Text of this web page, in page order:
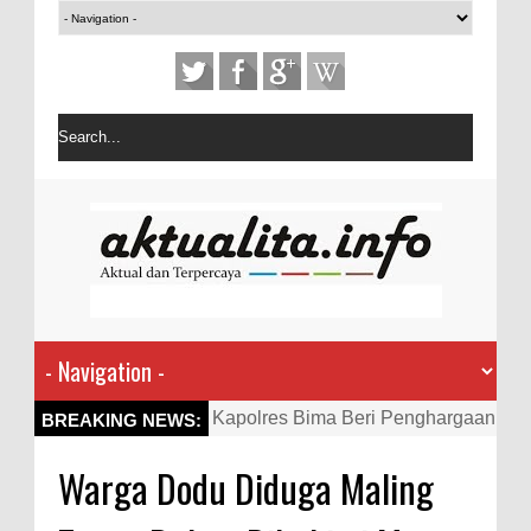
BREAKING NEWS:
Kapolres Bima Beri Penghargaan
Aktif Bantu Polisi Berantas
Warga Dodu Diduga Maling